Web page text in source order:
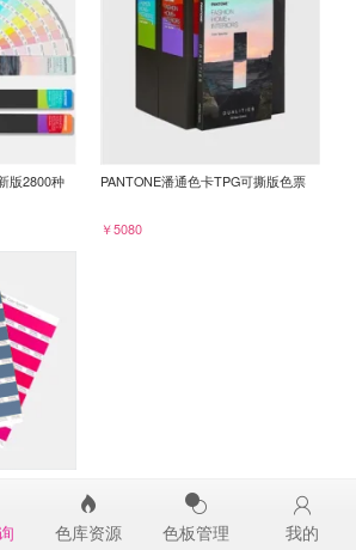
版2800种
PANTONE潘通色卡TPG可撕版色票
￥5080
色库资源 色板管理 我的